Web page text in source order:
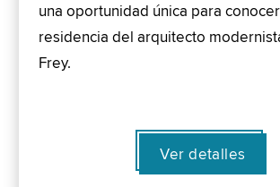
una oportunidad única para
residencia del arquitecto
Frey.
Ver detalles